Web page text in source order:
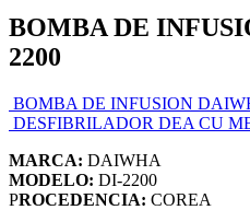
BOMBA DE
2200
BOMBA DE INFUSION
DESFIBRILADOR DEA CU
MARCA: DAIWHA
MODELO: DI-2200
PROCEDENCIA: COREA